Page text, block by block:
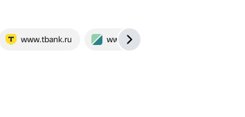
www.tbank.ru www.rbc.ru